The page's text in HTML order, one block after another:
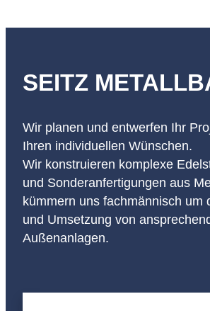
SEITZ
Wir planen und entwerfen Ihr
Ihren individuellen Wünschen.
Wir konstruieren komplexe
und Sonderanfertigungen aus
kümmern uns fachmännisch um
und Umsetzung von
Außenanlagen.